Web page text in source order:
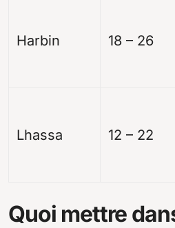
Harbin 18 – 26
Lhassa 12 – 22
Quoi mettre